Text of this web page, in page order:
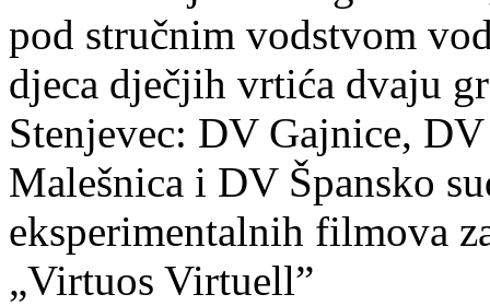
pod stručnim vodstvom
djeca dječjih vrtića dvaju
Stenjevec: DV Gajnice,
Malešnica i DV Špansko
eksperimentalnih filmova
„Virtuos Virtuell”